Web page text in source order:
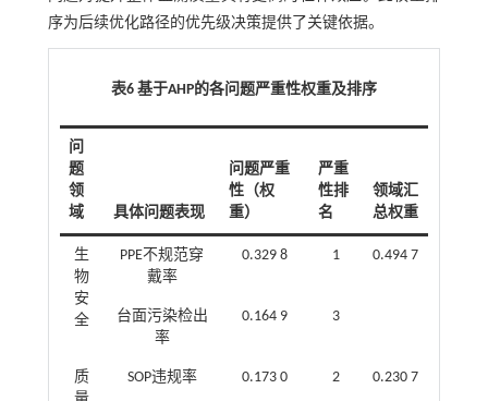
序为后续优化路径的优先级决策提供了关键依据。
表6 基于AHP的各问题严重性权重及排序
问
题
领
域
具体问题表现
问题严重
性（权
重）
严重
性排
名
领域汇
总权重
生
物
安
全
PPE不规范穿
戴率
0.329 8 1 0.494 7
台面污染检出
率
0.164 9 3
质
SOP违规率 0.173 0 2 0.230 7